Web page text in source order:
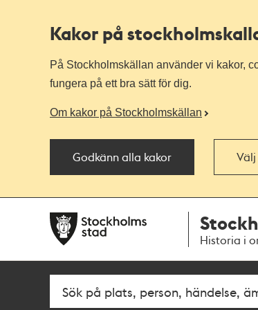
Kakor på
På Stockholmskällan använder vi kakor,
fungera på ett bra sätt för dig.
Om kakor på Stockholmskällan
Godkänn alla kakor
navigationen
huvudinnehållet
Historia i
Fritextsök